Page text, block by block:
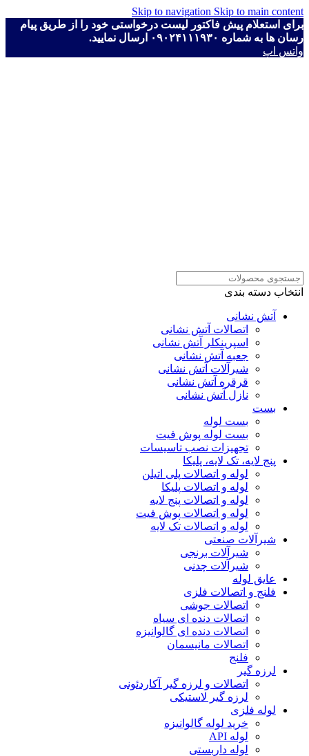
Skip to navigation Skip to main content
برای استعلام پیش فاکتور لیست درخواستی خود را از طریق پیام
رسان ها به شماره ۰۹۰۲۴۱۱۱۹۳۰ ارسال نمایید.
واتس اپ
انتخاب دسته بندی
آتش نشانی
اتصالات آتش نشانی
اسپرینکلر آتش نشانی
جعبه آتش نشانی
شیرآلات آتش نشانی
قرقره آتش نشانی
نازل آتش نشانی
بست
بست لوله
بست لوله پوش فیت
تجهیزات نصب تاسیسات
پنج لایه، تک لایه، پلیکا
لوله و اتصالات پلی اتیلن
لوله و اتصالات پلیکا
لوله و اتصالات پنج لایه
لوله و اتصالات پوش فیت
لوله و اتصالات تک لایه
شیرآلات صنعتی
شیرآلات برنجی
شیرآلات چدنی
عایق لوله
فلنج و اتصالات فلزی
اتصالات جوشی
اتصالات دنده ای سیاه
اتصالات دنده ای گالوانیزه
اتصالات مانیسمان
فلنج
لرزه گیر
اتصالات و لرزه گیر آکاردئونی
لرزه گیر لاستیکی
لوله فلزی
خرید لوله گالوانیزه
لوله API
لوله داربستی